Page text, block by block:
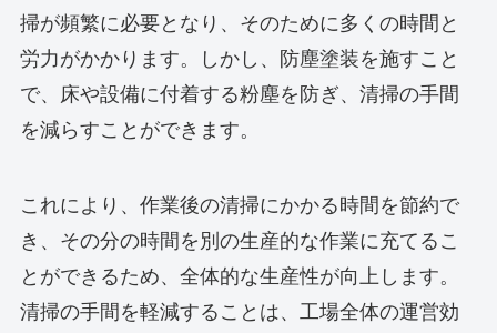
掃が頻繁に必要となり、そのために多くの時間と
労力がかかります。しかし、防塵塗装を施すこと
で、床や設備に付着する粉塵を防ぎ、清掃の手間
を減らすことができます。
これにより、作業後の清掃にかかる時間を節約で
き、その分の時間を別の生産的な作業に充てるこ
とができるため、全体的な生産性が向上します。
清掃の手間を軽減することは、工場全体の運営効